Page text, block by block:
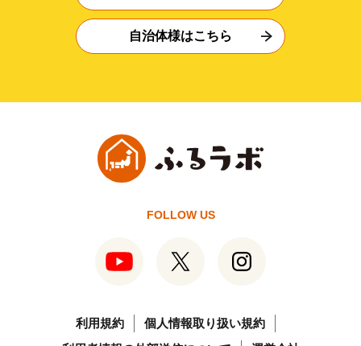
自治体様はこちら
FOLLOW US
利用規約
個人情報取り扱い規約